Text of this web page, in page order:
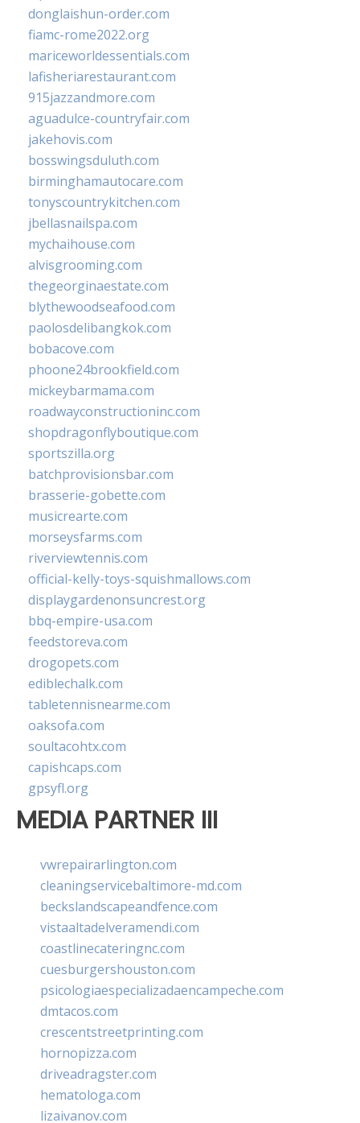
donglaishun-order.com
fiamc-rome2022.org
mariceworldessentials.com
lafisheriarestaurant.com
915jazzandmore.com
aguadulce-countryfair.com
jakehovis.com
bosswingsduluth.com
birminghamautocare.com
tonyscountrykitchen.com
jbellasnailspa.com
mychaihouse.com
alvisgrooming.com
thegeorginaestate.com
blythewoodseafood.com
paolosdelibangkok.com
bobacove.com
phoone24brookfield.com
mickeybarmama.com
roadwayconstructioninc.com
shopdragonflyboutique.com
sportszilla.org
batchprovisionsbar.com
brasserie-gobette.com
musicrearte.com
morseysfarms.com
riverviewtennis.com
official-kelly-toys-squishmallows.com
displaygardenonsuncrest.org
bbq-empire-usa.com
feedstoreva.com
drogopets.com
ediblechalk.com
tabletennisnearme.com
oaksofa.com
soultacohtx.com
capishcaps.com
gpsyfl.org
MEDIA PARTNER III
vwrepairarlington.com
cleaningservicebaltimore-md.com
beckslandscapeandfence.com
vistaaltadelveramendi.com
coastlinecateringnc.com
cuesburgershouston.com
psicologiaespecializadaencampeche.com
dmtacos.com
crescentstreetprinting.com
hornopizza.com
driveadragster.com
hematologa.com
lizaivanov.com